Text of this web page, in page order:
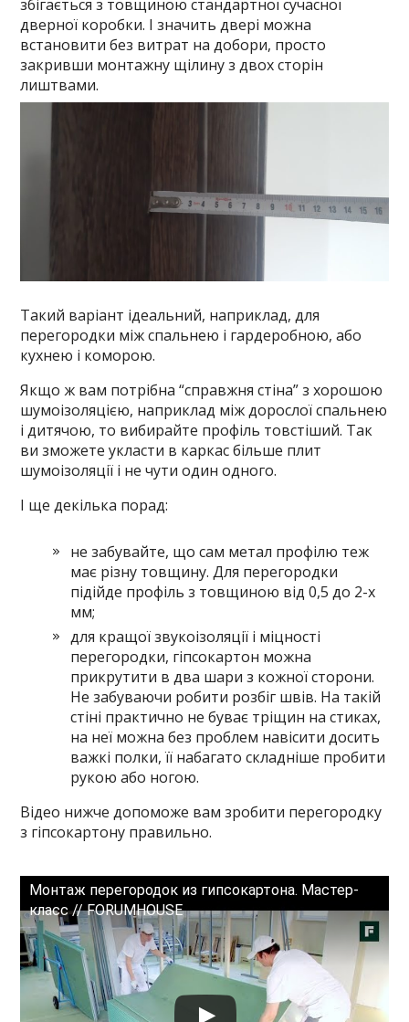
збігається з товщиною стандартної сучасної
дверної коробки. І значить двері можна
встановити без витрат на добори, просто
закривши монтажну щілину з двох сторін
лиштвами.
Такий варіант ідеальний, наприклад, для
перегородки між спальнею і гардеробною, або
кухнею і коморою.
Якщо ж вам потрібна “справжня стіна” з хорошою
шумоізоляцією, наприклад між дорослої спальнею
і дитячою, то вибирайте профіль товстіший. Так
ви зможете укласти в каркас більше плит
шумоізоляції і не чути один одного.
І ще декілька порад:
не забувайте, що сам метал профілю теж
має різну товщину. Для перегородки
підійде профіль з товщиною від 0,5 до 2-х
мм;
для кращої звукоізоляції і міцності
перегородки, гіпсокартон можна
прикрутити в два шари з кожної сторони.
Не забуваючи робити розбіг швів. На такій
стіні практично не буває тріщин на стиках,
на неї можна без проблем навісити досить
важкі полки, її набагато складніше пробити
рукою або ногою.
Відео нижче допоможе вам зробити перегородку
з гіпсокартону правильно.
Монтаж перегородок из гипсокартона. Мастер-
класс // FORUMHOUSE